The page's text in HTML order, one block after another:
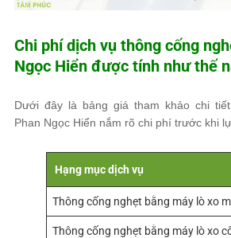
Chi phí dịch vụ thông cống
Ngọc Hiển được tính như thế
Dưới đây là bảng giá tham khảo chi
Phan Ngọc Hiển nắm rõ chi phí trước khi
Hạng mục dịch vụ
Thông cống nghẹt bằng máy lò xo
Thông cống nghẹt bằng máy lò xo